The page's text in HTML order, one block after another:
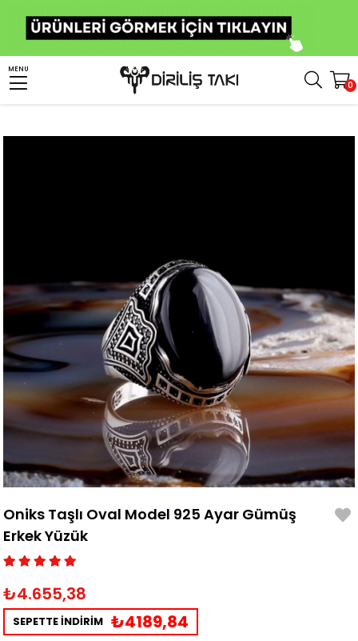
MENU
0
Erkek Gümüş Yüzük
Oniks Taşlı Oval Model 925 Ayar Gümüş Erkek Yüzük
Oniks Taşlı Oval Model 925 Ayar Gümüş
Erkek Yüzük
₺4.655,38
SEPETTE İNDİRİM ₺4189,84